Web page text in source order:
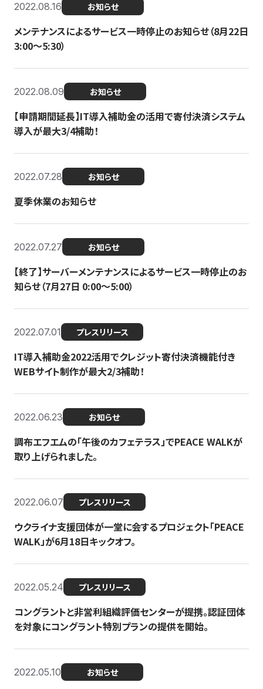
2022.08.16 お知らせ
メンテナンスによるサービス一時停止のお知らせ（8月22日
3:00〜5:30）
2022.08.09 お知らせ
【申請期間延長】IT導入補助金の活用で寄付決済システム
導入が最大3/4補助！
2022.07.28 お知らせ
夏季休業のお知らせ
2022.07.27 お知らせ
【終了】サーバーメンテナンスによるサービス一時停止のお
知らせ（7月27日 0:00〜5:00）
2022.07.01 プレスリリース
IT導入補助金2022活用でクレジット寄付決済機能付き
WEBサイト制作が最大2/3補助！
2022.06.23 お知らせ
調布エフエムの「午後のカフェテラス」でPEACE WALKが
取り上げられました。
2022.06.07 プレスリリース
ウクライナ支援団体が一堂に会するプロジェクト「PEACE
WALK」が6月18日キックオフ。
2022.05.24 プレスリリース
コングラントと非営利組織評価センターが提携。認証団体
を対象にコングラント特別プランの提供を開始。
2022.05.10 お知らせ